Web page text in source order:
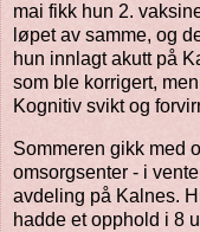
mai fikk hun 2.
løpet av samme, og
hun innlagt akutt på
som ble korrigert,
Kognitiv svikt og
Sommeren gikk med
omsorgsenter - i
avdeling på Kalnes.
hadde et opphold i 8